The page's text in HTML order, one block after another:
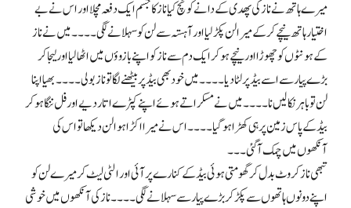
میرے ہاتھ نے ناز کی پھدی کے دانے کو ٹچ کیا ناز کا جسم ایک دفعہ مچلا اور اس نے بے
اختیار ہاتھ نیچے کر کے میرا لن پکڑ لیا اور آہستہ سے لن کو سہلانے لگی۔۔۔۔ میں نے ناز
کے ہونٹوں کو چھوڑا اور نیچے ہو کر ایک دم سے ناز کو اپنے بازوؤں میں اٹھا لیا اور لیجا کر
بڑے پیار سے اسے بیڈ پر لٹا دیا ۔۔۔۔ میں خود بھی بیڈ پر بیٹھنے لگا تو ناز بولی۔۔۔۔ بھیا اپنا
لن تو باہر نکالیں نا۔۔۔۔ میں نے مسکراتے ہوئے اپنے کپڑے اتار دیے اور فل ننگا ہو کر
بیڈ کے پاس زمین پر ہی کھڑا ہو گیا۔۔۔۔ اس نے میرا اکڑا ہوا لن دیکھا تو اس کی
آنکھوں میں چمک آگئی ۔۔۔
تبھی ناز کروٹ بدل کر گھومتی ہوئی بیڈ کے کنارے پر آئی اور الٹی لیٹ کر میرے لن کو
اپنے دونوں ہاتھوں سے پکڑ کر بڑے پیار سے سہلانے لگی۔۔۔۔ناز کی آنکھوں میں خوشی